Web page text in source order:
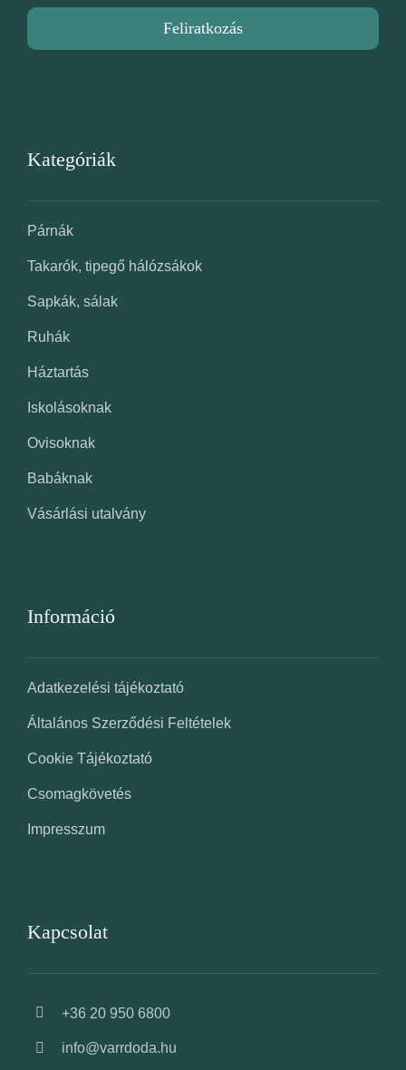
Feliratkozás
Kategóriák
Párnák
Takarók, tipegő hálózsákok
Sapkák, sálak
Ruhák
Háztartás
Iskolásoknak
Ovisoknak
Babáknak
Vásárlási utalvány
Információ
Adatkezelési tájékoztató
Általános Szerződési Feltételek
Cookie Tájékoztató
Csomagkövetés
Impresszum
Kapcsolat
+36 20 950 6800
info@varrdoda.hu